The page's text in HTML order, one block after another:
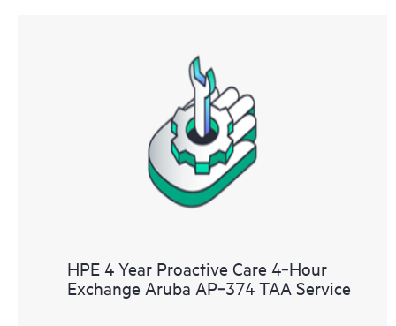
HPE 4 Year Proactive Care 4‑Hour
Exchange Aruba AP‑374 TAA Service